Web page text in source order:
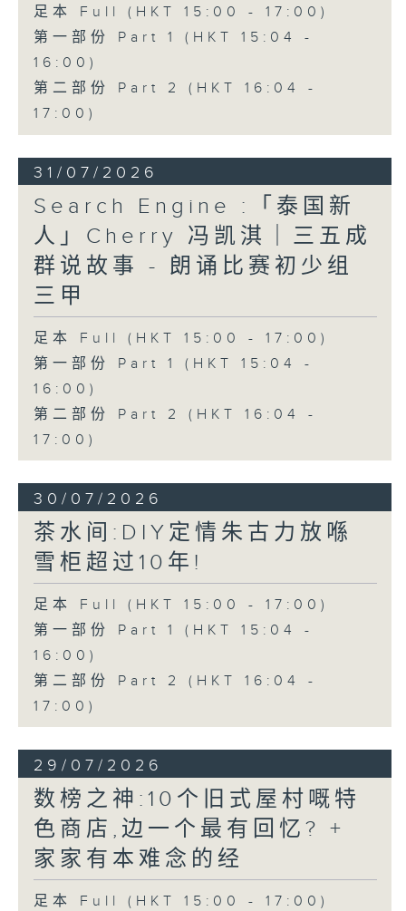
足本 Full (HKT 15:00 - 17:00)
第一部份 Part 1 (HKT 15:04 -
16:00)
第二部份 Part 2 (HKT 16:04 -
17:00)
31/07/2026
Search Engine :「泰国新
人」Cherry 冯凯淇｜三五成
群说故事 - 朗诵比赛初少组
三甲
足本 Full (HKT 15:00 - 17:00)
第一部份 Part 1 (HKT 15:04 -
16:00)
第二部份 Part 2 (HKT 16:04 -
17:00)
30/07/2026
茶水间:DIY定情朱古力放喺
雪柜超过10年!
足本 Full (HKT 15:00 - 17:00)
第一部份 Part 1 (HKT 15:04 -
16:00)
第二部份 Part 2 (HKT 16:04 -
17:00)
29/07/2026
数榜之神:10个旧式屋村嘅特
色商店,边一个最有回忆? +
家家有本难念的经
足本 Full (HKT 15:00 - 17:00)